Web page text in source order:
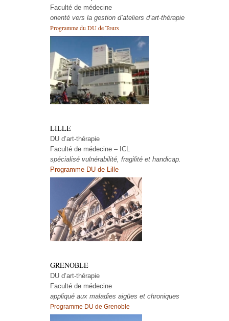
Faculté de médecine
orienté vers la gestion d’ateliers d’art-thérapie
Programme du DU de Tours
LILLE
DU d’art-thérapie
Faculté de médecine – ICL
spécialisé vulnérabilité, fragilité et handicap.
Programme DU de Lille
GRENOBLE
DU d’art-thérapie
Faculté de médecine
appliqué aux maladies aigües et chroniques
Programme DU de Grenoble